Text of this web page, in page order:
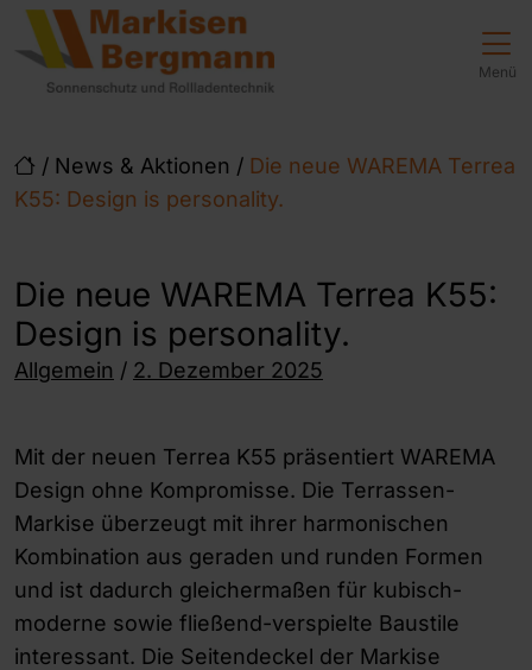
zur Top-Navigation
zur Hauptnavigation
Inhalt springen
zum Footer
Hauptnavigation Menü
/ News & Aktionen / Die neue WAREMA Terrea
K55: Design is personality.
Die neue WAREMA Terrea K55:
Design is personality.
Allgemein / Posted on
2. Dezember 2025
Mit der neuen Terrea K55 präsentiert WAREMA
Design ohne Kompromisse. Die Terrassen-
Markise überzeugt mit ihrer harmonischen
Kombination aus geraden und runden Formen
und ist dadurch gleichermaßen für kubisch-
moderne sowie fließend-verspielte Baustile
interessant. Die Seitendeckel der Markise